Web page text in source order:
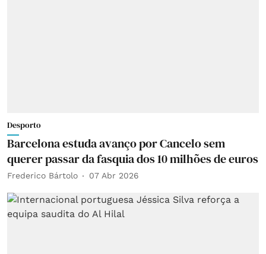
Desporto
Barcelona estuda avanço por Cancelo sem
querer passar da fasquia dos 10 milhões de euros
Frederico Bártolo 07 Abr 2026